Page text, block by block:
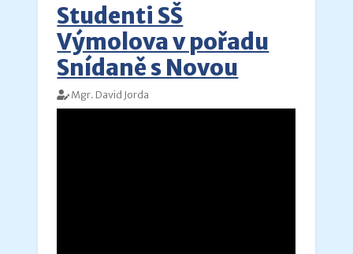
Studenti SŠ
Výmolova v pořadu
Snídaně s Novou
Mgr. David Jorda